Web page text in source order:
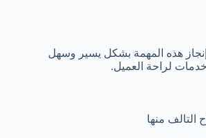
هذه المهمة بشكل يسير وسهل
لراحة العميل.
منها